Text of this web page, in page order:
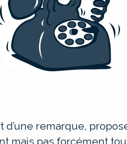
remarque,
mais pas forcément